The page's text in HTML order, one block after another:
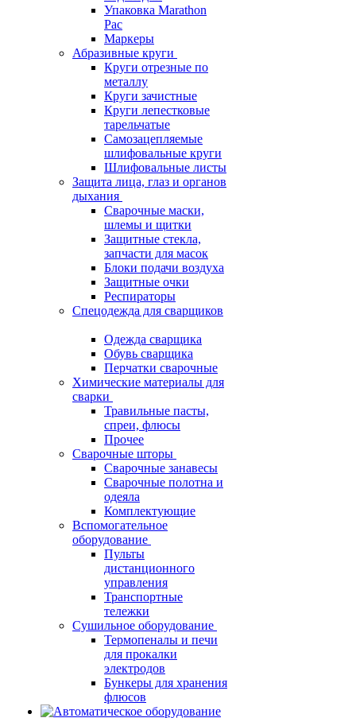
Упаковка Marathon
Pac
Маркеры
Абразивные круги
Круги отрезные по
металлу
Круги зачистные
Круги лепестковые
тарельчатые
Самозацепляемые
шлифовальные круги
Шлифовальные листы
Защита лица, глаз и органов
дыхания
Сварочные маски,
шлемы и щитки
Защитные стекла,
запчасти для масок
Блоки подачи воздуха
Защитные очки
Респираторы
Спецодежда для сварщиков
Одежда сварщика
Обувь сварщика
Перчатки сварочные
Химические материалы для
сварки
Травильные пасты,
спреи, флюсы
Прочее
Сварочные шторы
Сварочные занавесы
Сварочные полотна и
одеяла
Комплектующие
Вспомогательное
оборудование
Пульты
дистанционного
управления
Транспортные
тележки
Сушильное оборудование
Термопеналы и печи
для прокалки
электродов
Бункеры для хранения
флюсов